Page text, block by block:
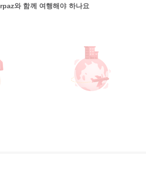
와 함께 여행해야 하나요